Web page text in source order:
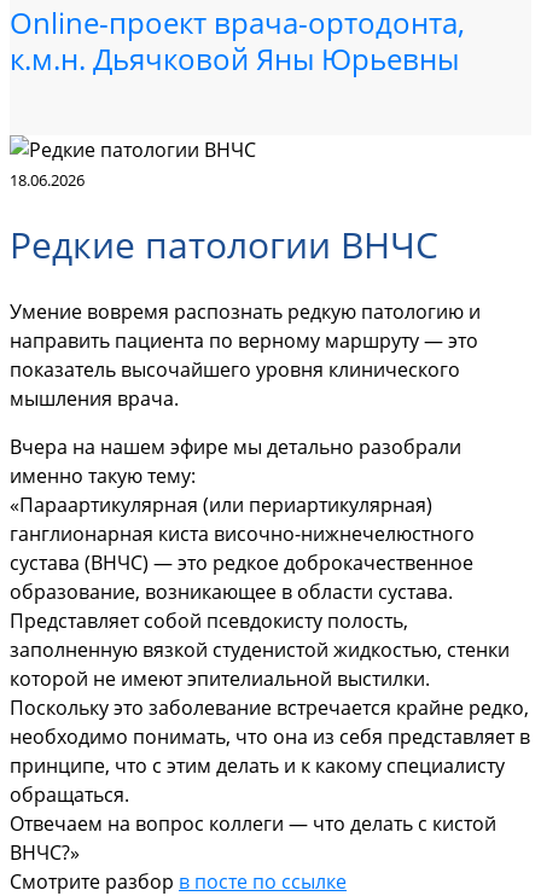
Online-проект врача-ортодонта,
к.м.н. Дьячковой Яны Юрьевны
18.06.2026
Редкие патологии ВНЧС
Умение вовремя распознать редкую патологию и
направить пациента по верному маршруту — это
показатель высочайшего уровня клинического
мышления врача.
Вчера на нашем эфире мы детально разобрали
именно такую тему:
«Параартикулярная (или периартикулярная)
ганглионарная киста височно-нижнечелюстного
сустава (ВНЧС) — это редкое доброкачественное
образование, возникающее в области сустава.
Представляет собой псевдокисту полость,
заполненную вязкой студенистой жидкостью, стенки
которой не имеют эпителиальной выстилки.
Поскольку это заболевание встречается крайне редко,
необходимо понимать, что она из себя представляет в
принципе, что с этим делать и к какому специалисту
обращаться.
Отвечаем на вопрос коллеги — что делать с кистой
ВНЧС?»
Смотрите разбор в посте по ссылке